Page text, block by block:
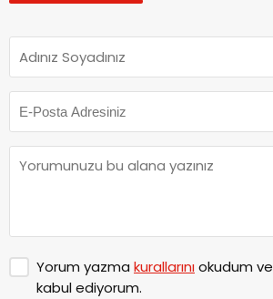
Yorum yazma kurallarınıokudum ve
kabul ediyorum.